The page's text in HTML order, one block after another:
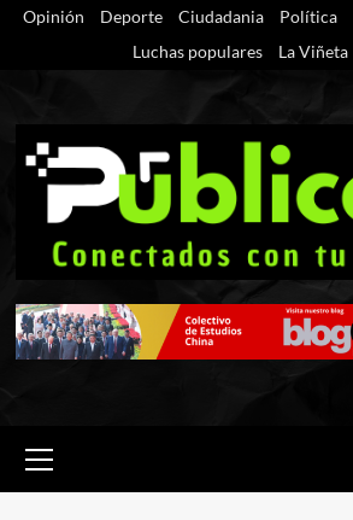
SaltarOpinión Deporte Ciudadania Política
Luchas populares
La Viñeta
primario